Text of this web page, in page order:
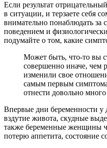
Если результат
в ситуации, и терзаете себя
внимательно понаблюдать за
поведением и
подумайте о том, какие
Может быть, что-то вы
совершенно иначе, чем
изменили свое
самым первым
отнести довольно много
Впервые дни беременности у
вздутие живота, скудные
также беременные женщины
потерю аппетита, состояние